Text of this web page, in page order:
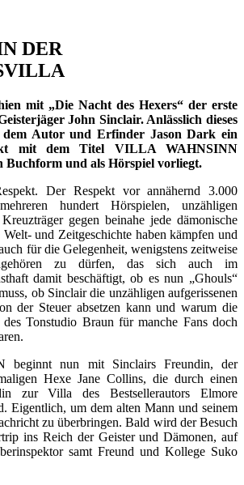
DER
mit „Die Nacht des Hexers“ der erste
John Sinclair. Anlässlich dieses
Autor und Erfinder Jason Dark ein
mit dem Titel VILLA WAHNSINN
Buchform und als Hörspiel vorliegt.
Der Respekt vor annähernd 3.000
hundert Hörspielen, unzähligen
gegen beinahe jede dämonische
und Zeitgeschichte haben kämpfen und
für die Gelegenheit, wenigstens zeitweise
zu dürfen, das sich auch im
damit beschäftigt, ob es nun „Ghouls“
ob Sinclair die unzähligen aufgerissenen
der Steuer absetzen kann und warum die
des Tonstudio Braun für manche Fans doch
beginnt nun mit Sinclairs Freundin, der
Hexe Jane Collins, die durch einen
zur Villa des Bestsellerautors Elmore
Eigentlich, um dem alten Mann und seinem
zu überbringen. Bald wird der Besuch
ins Reich der Geister und Dämonen, auf
samt Freund und Kollege Suko